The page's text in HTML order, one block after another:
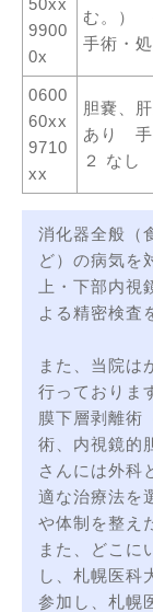
50xx
9900
0x
む。）
手術・
0600
60xx
9710
xx
胆嚢、
あり 手
２ なし
消化器全般（
ど）の病気を
上・下部内
よる精密検査
また、当院は
行っておりま
膜下層剥離術
術、内視鏡的
さんには外科
適な治療法を
や体制を整え
また、どこに
し、札幌医
参加し、札幌